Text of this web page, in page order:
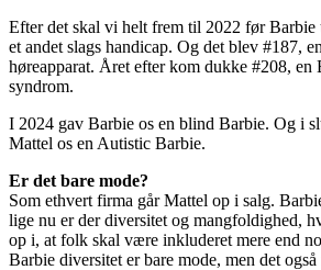
Efter det skal vi helt frem til 2022 før Barbie
et andet slags handicap. Og det blev #187,
høreapparat. Året efter kom dukke #208, en
syndrom.
I 2024 gav Barbie os en blind Barbie. Og i
Mattel os en Autistic Barbie.
Er det bare mode?
Som ethvert firma går Mattel op i salg.
lige nu er der diversitet og mangfoldighed,
op i, at folk skal være inkluderet mere end
Barbie diversitet er bare mode, men det også